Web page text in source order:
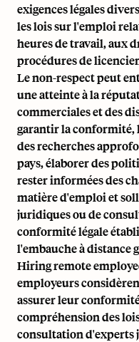
exigences légales
les lois sur l'emploi
heures de travail, aux
procédures de
Le non-respect peut
une atteinte à la
commerciales et des
garantir la conformité,
des recherches
pays, élaborer des
rester informées des
matière d'emploi et
juridiques ou de
conformité légale
l'embauche à distance
Hiring remote
employeurs
assurer leur
compréhension des
consultation d'experts